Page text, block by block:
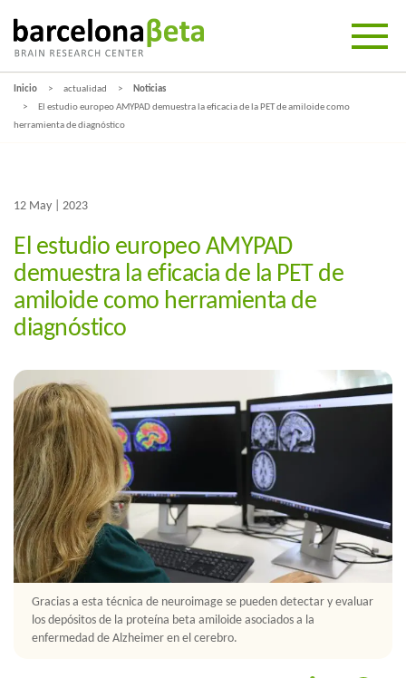
Inicio actualidad
Noticias
El estudio europeo AMYPAD demuestra la eficacia de la PET de amiloide como
herramienta de diagnóstico
12 May | 2023
El estudio europeo AMYPAD
demuestra la eficacia de la PET de
amiloide como herramienta de
diagnóstico
Gracias a esta técnica de neuroimage se pueden detectar y evaluar
los depósitos de la proteína beta amiloide asociados a la
enfermedad de Alzheimer en el cerebro.